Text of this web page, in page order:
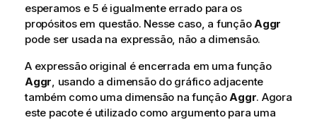
esperamos e 5 é igualmente errado para os
propósitos em questão. Nesse caso, a função Aggr
pode ser usada na expressão, não a dimensão.
A expressão original é encerrada em uma função
Aggr , usando a dimensão do gráfico adjacente
também como uma dimensão na função Aggr. Agora
este pacote é utilizado como argumento para uma